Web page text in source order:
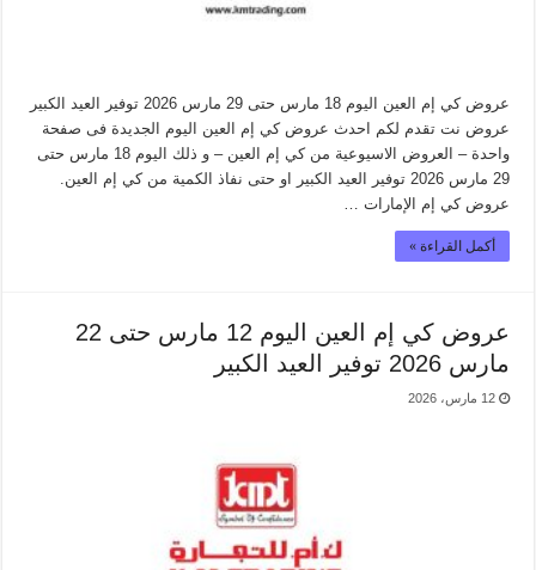
عروض كي إم العين اليوم 18 مارس حتى 29 مارس 2026 توفير العيد الكبير
عروض نت تقدم لكم احدث عروض كي إم العين اليوم الجديدة فى صفحة
واحدة – العروض الاسيوعية من كي إم العين – و ذلك اليوم 18 مارس حتى
29 مارس 2026 توفير العيد الكبير او حتى نفاذ الكمية من كي إم العين.
عروض كي إم الإمارات …
أكمل القراءة »
عروض كي إم العين اليوم 12 مارس حتى 22
مارس 2026 توفير العيد الكبير
12 مارس، 2026